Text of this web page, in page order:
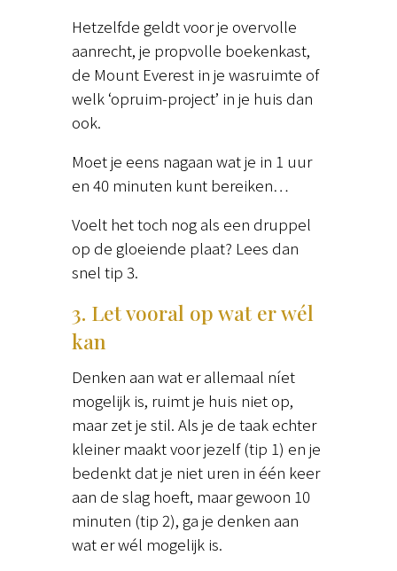
Hetzelfde geldt voor je overvolle
aanrecht, je propvolle boekenkast,
de Mount Everest in je wasruimte of
welk ‘opruim-project’ in je huis dan
ook.
Moet je eens nagaan wat je in 1 uur
en 40 minuten kunt bereiken…
Voelt het toch nog als een druppel
op de gloeiende plaat? Lees dan
snel tip 3.
3. Let vooral op wat er wél
kan
Denken aan wat er allemaal níet
mogelijk is, ruimt je huis niet op,
maar zet je stil. Als je de taak echter
kleiner maakt voor jezelf (tip 1) en je
bedenkt dat je niet uren in één keer
aan de slag hoeft, maar gewoon 10
minuten (tip 2), ga je denken aan
wat er wél mogelijk is.